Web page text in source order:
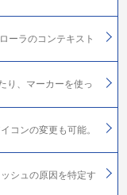
ーラのコンテキスト
り、マーカーを使っ
コンの変更も可能。
シュの原因を特定す